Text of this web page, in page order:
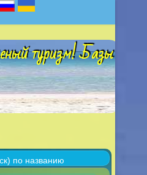
туризм! Базы